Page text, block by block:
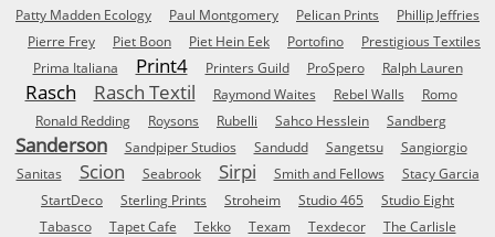
Patty Madden Ecology
Paul Montgomery Pelican Prints
Phillip Jeffries
Pierre Frey
Piet Boon Piet Hein Eek Portofino
Prestigious Textiles
Prima Italiana
Print4 Printers Guild ProSpero Ralph Lauren
Rasch Rasch Textil Raymond Waites Rebel Walls
Romo
Ronald Redding
Roysons Rubelli Sahco Hesslein Sandberg
Sanderson Sandpiper Studios Sandudd Sangetsu
Sangiorgio
Sanitas
Scion Seabrook Sirpi Smith and Fellows
Stacy Garcia
StartDeco
Sterling Prints Stroheim Studio 465
Studio Eight
Tabasco
Tapet Cafe Tekko Texam Texdecor
The Carlisle